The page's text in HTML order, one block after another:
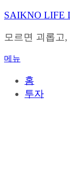
내
으
바
SAIKNO LIFE
모르면 괴롭고
메뉴
홈
투자